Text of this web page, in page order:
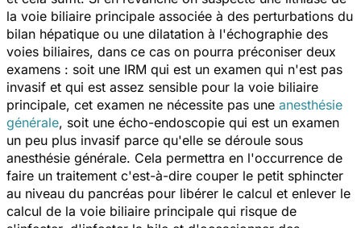
la voie biliaire principale associée à des perturbations du
bilan hépatique ou une dilatation à l'échographie des
voies biliaires, dans ce cas on pourra préconiser deux
examens : soit une IRM qui est un examen qui n'est pas
invasif et qui est assez sensible pour la voie biliaire
principale, cet examen ne nécessite pas une anesthésie
générale, soit une écho-endoscopie qui est un examen
un peu plus invasif parce qu'elle se déroule sous
anesthésie générale. Cela permettra en l'occurrence de
faire un traitement c'est-à-dire couper le petit sphincter
au niveau du pancréas pour libérer le calcul et enlever le
calcul de la voie biliaire principale qui risque de